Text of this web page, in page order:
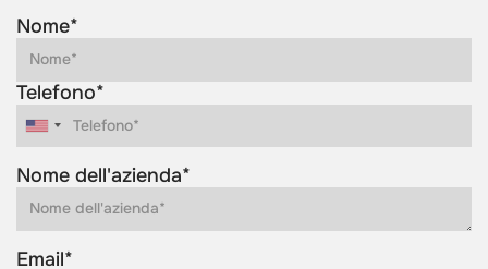
Nome*
Telefono*
Nome dell'azienda*
Email*